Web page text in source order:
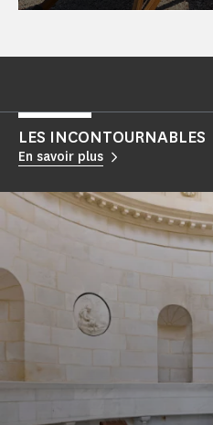
LES INCONTOURNABLES
En savoir plus